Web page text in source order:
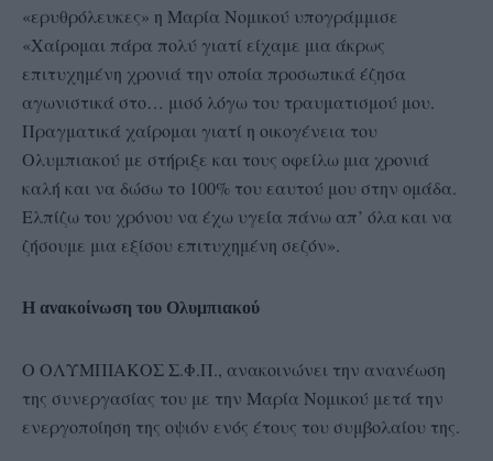
«ερυθρόλευκες» η Μαρία Νομικού υπογράμμισε
«Χαίρομαι πάρα πολύ γιατί είχαμε μια άκρως
επιτυχημένη χρονιά την οποία προσωπικά έζησα
αγωνιστικά στο… μισό λόγω του τραυματισμού μου.
Πραγματικά χαίρομαι γιατί η οικογένεια του
Ολυμπιακού με στήριξε και τους οφείλω μια χρονιά
καλή και να δώσω το 100% του εαυτού μου στην ομάδα.
Ελπίζω του χρόνου να έχω υγεία πάνω απ’ όλα και να
ζήσουμε μια εξίσου επιτυχημένη σεζόν».
Η ανακοίνωση του Ολυμπιακού
O ΟΛΥΜΠΙΑΚΟΣ Σ.Φ.Π., ανακοινώνει την ανανέωση
της συνεργασίας του με την Mαρία Νομικού μετά την
ενεργοποίηση της οψιόν ενός έτους του συμβολαίου της.